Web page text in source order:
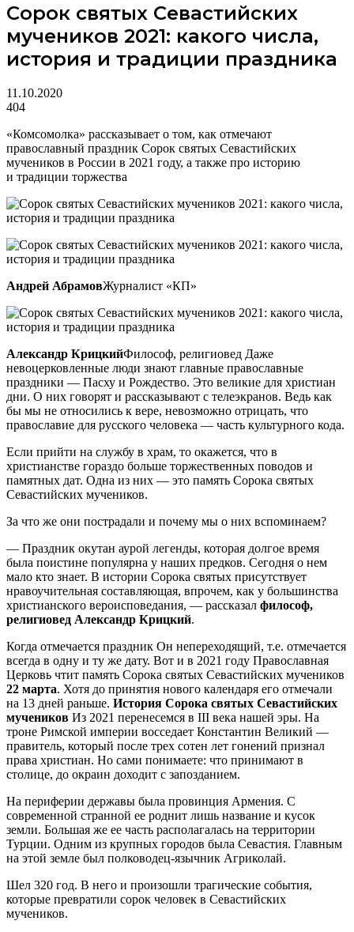
Сорок святых Севастийских
мучеников 2021: какого числа,
история и традиции праздника
11.10.2020
404
«Комсомолка» рассказывает о том, как отмечают
православный праздник Сорок святых Севастийских
мучеников в России в 2021 году, а также про историю
и традиции торжества
Андрей АбрамовЖурналист «КП»
Александр КрицкийФилософ, религиовед Даже
невоцерковленные люди знают главные православные
праздники — Пасху и Рождество. Это великие для христиан
дни. О них говорят и рассказывают с телеэкранов. Ведь как
бы мы не относились к вере, невозможно отрицать, что
православие для русского человека — часть культурного кода.
Если прийти на службу в храм, то окажется, что в
христианстве гораздо больше торжественных поводов и
памятных дат. Одна из них — это память Сорока святых
Севастийских мучеников.
За что же они пострадали и почему мы о них вспоминаем?
— Праздник окутан аурой легенды, которая долгое время
была поистине популярна у наших предков. Сегодня о нем
мало кто знает. В истории Сорока святых присутствует
нравоучительная составляющая, впрочем, как у большинства
христианского вероисповедания, — рассказал философ,
религиовед Александр Крицкий.
Когда отмечается праздник Он непереходящий, т.е. отмечается
всегда в одну и ту же дату. Вот и в 2021 году Православная
Церковь чтит память Сорока святых Севастийских мучеников
22 марта. Хотя до принятия нового календаря его отмечали
на 13 дней раньше. История Сорока святых Севастийских
мучеников Из 2021 перенесемся в III века нашей эры. На
троне Римской империи восседает Константин Великий —
правитель, который после трех сотен лет гонений признал
права христиан. Но сами понимаете: что принимают в
столице, до окраин доходит с запозданием.
На периферии державы была провинция Армения. С
современной странной ее роднит лишь название и кусок
земли. Большая же ее часть располагалась на территории
Турции. Одним из крупных городов была Севастия. Главным
на этой земле был полководец-язычник Агриколай.
Шел 320 год. В него и произошли трагические события,
которые превратили сорок человек в Севастийских
мучеников.